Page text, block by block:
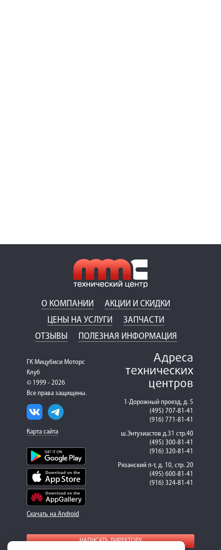
О КОМПАНИИ
АКЦИИ И СКИДКИ
ЦЕНЫ НА УСЛУГИ
ЗАПЧАСТИ
ОТЗЫВЫ
ПОЛЕЗНАЯ ИНФОРМАЦИЯ
ГК Мицубиси Моторс
Клуб
© 1999 - 2026
Все права защищены.
Карта сайта
Скачать на Android
Адреса
технических
центров
1-Дорожный проезд, д. 5
(495) 707-81-41
(916) 771-81-41
ш.Энтузиастов д.31 стр.40
(495) 300-81-41
(916) 320-81-41
Рязанский п-т, д. 10, стр. 20
(495) 600-81-41
(916) 324-81-41
НАПИСАТЬ ДИРЕКТОРУ